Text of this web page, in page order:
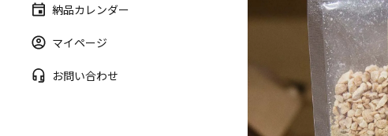
納品カレンダー
マイページ
お問い合わせ